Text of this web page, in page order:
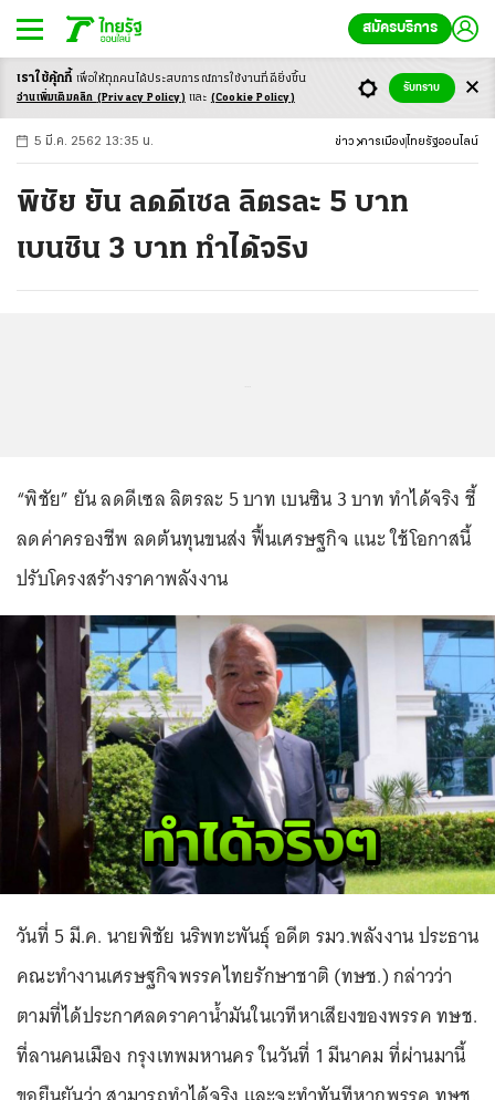
สมัครบริการ
-ก ก ก+
5 มี.ค. 2562 13:35 น. ข่าว การเมือง ไทยรัฐออนไลน์
พิชัย ยัน ลดดีเซล ลิตรละ 5 บาท
เบนซิน 3 บาท ทำได้จริง
“พิชัย” ยัน ลดดีเซล ลิตรละ 5 บาท เบนซิน 3 บาท ทำได้จริง ชี้
ลดค่าครองชีพ ลดต้นทุนขนส่ง ฟื้นเศรษฐกิจ แนะ ใช้โอกาสนี้
ปรับโครงสร้างราคาพลังงาน
วันที่ 5 มี.ค. นายพิชัย นริพทะพันธุ์ อดีต รมว.พลังงาน ประธาน
คณะทำงานเศรษฐกิจพรรคไทยรักษาชาติ (ทษช.) กล่าวว่า
ตามที่ได้ประกาศลดราคาน้ำมันในเวทีหาเสียงของพรรค ทษช.
ที่ลานคนเมือง กรุงเทพมหานคร ในวันที่ 1 มีนาคม ที่ผ่านมานี้
เราใช้คุ้กกี้ เพื่อให้ทุกคนได้ประสบการณ์การใช้งานที่ดียิ่งขึ้น
อ่านเพิ่มเติมคลิก (Privacy Policy) และ (Cookie Policy)
รับทราบ